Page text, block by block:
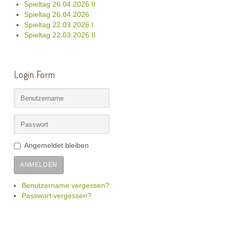
Spieltag 26.04.2026 II
Spieltag 26.04.2026
Spieltag 22.03.2026 I
Spieltag 22.03.2026 II
Login Form
Angemeldet bleiben
ANMELDEN
Benutzername vergessen?
Passwort vergessen?